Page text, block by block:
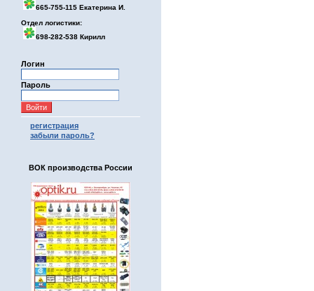
665-755-115 Екатерина И.
Отдел логистики:
698-282-538 Кирилл
Логин
Пароль
регистрация
забыли пароль?
ВОК производства России